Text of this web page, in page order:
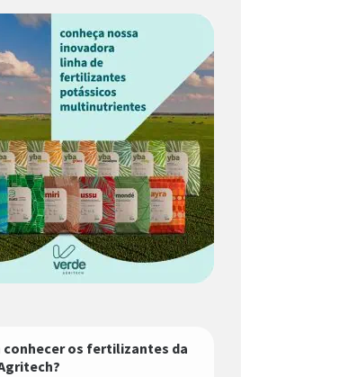
conhecer os fertilizantes da